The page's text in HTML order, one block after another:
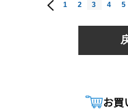
1 2 3 4 5
お買